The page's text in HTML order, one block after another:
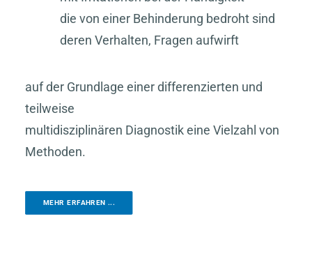
die von einer Behinderung bedroht sind
deren Verhalten, Fragen aufwirft
auf der Grundlage einer differenzierten und
teilweise
multidisziplinären Diagnostik eine Vielzahl von
Methoden.
MEHR ERFAHREN ...